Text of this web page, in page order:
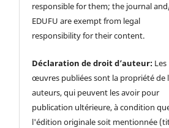
responsible for them; the journal
EDUFU are exempt from legal
responsibility for their content.
Déclaration de droit d’auteur: Les
œuvres publiées sont la propriété de
auteurs, qui peuvent les avoir pour
publication ultérieure, à condition
l'édition originale soit mentionnée